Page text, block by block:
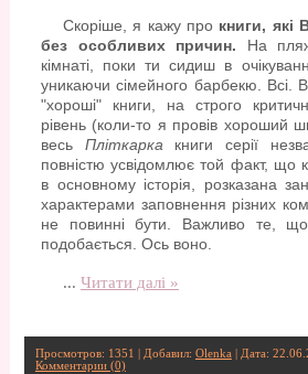
Скоріше, я кажу про книги, які
без особливих причин. На
кімнаті, поки ти сидиш в
уникаючи сімейного барбекю. Всі.
"хороші" книги, на строго
рівень (коли-то я провів хороший
весь Пліткарка книги серії
повністю усвідомлює той факт, що
в основному історія, розказана
характерами заповнення різних
не повинні бути. Важливо те,
подобається. Ось воно.
... Читати далі »
Просмотров: 1351 | Добавил: Olenka | Дата:
Комментарии (0)